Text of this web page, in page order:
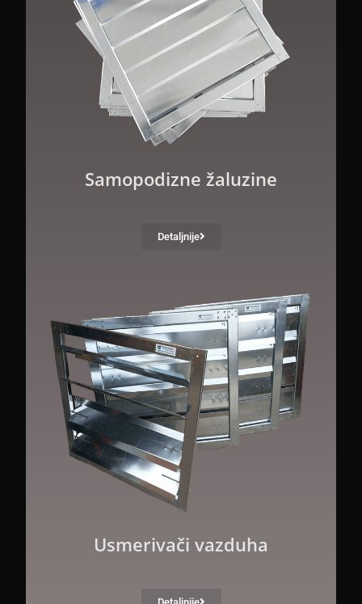
Samopodizne žaluzine
Detaljnije
Usmerivači vazduha